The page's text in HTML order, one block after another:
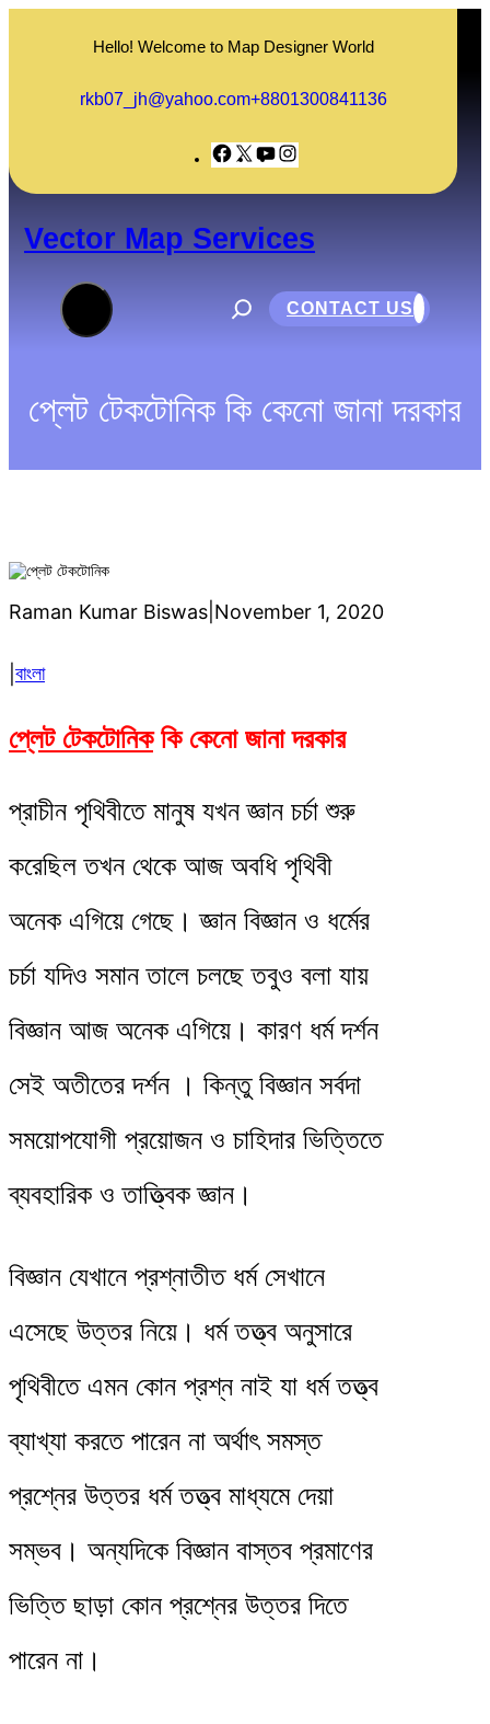
Hello! Welcome to Map Designer World
rkb07_jh@yahoo.com+8801300841136
Facebook
X YouTube
Vector Map Services
CONTACT US
প্লেট টেকটোনিক কি কেনো জানা দরকার
Raman Kumar Biswas November 1, 2020
বাংলা
প্লেট টেকটোনিককি কেনো জানা দরকার
প্রাচীন পৃথিবীতে মানুষ যখন জ্ঞান চর্চা শুরু
করেছিল তখন থেকে আজ অবধি পৃথিবী
অনেক এগিয়ে গেছে। জ্ঞান বিজ্ঞান ও ধর্মের
চর্চা যদিও সমান তালে চলছে তবুও বলা যায়
বিজ্ঞান আজ অনেক এগিয়ে। কারণ ধর্ম দর্শন
সেই অতীতের দর্শন । কিন্তু বিজ্ঞান সর্বদা
সময়োপযোগী প্রয়োজন ও চাহিদার ভিত্তিতে
ব্যবহারিক ও তাত্ত্বিক জ্ঞান।
বিজ্ঞান যেখানে প্রশ্নাতীত ধর্ম সেখানে
এসেছে উত্তর নিয়ে। ধর্ম তত্ত্ব অনুসারে
পৃথিবীতে এমন কোন প্রশ্ন নাই যা ধর্ম তত্ত্ব
ব্যাখ্যা করতে পারেন না অর্থাৎ সমস্ত
প্রশ্নের উত্তর ধর্ম তত্ত্ব মাধ্যমে দেয়া
সম্ভব। অন্যদিকে বিজ্ঞান বাস্তব প্রমাণের
ভিত্তি ছাড়া কোন প্রশ্নের উত্তর দিতে
পারেন না।